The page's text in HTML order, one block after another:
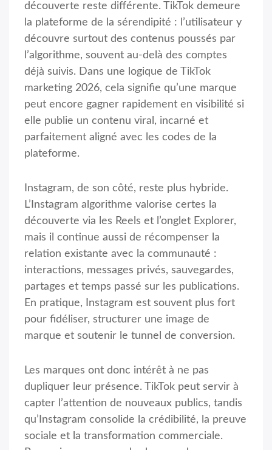
découverte reste différente. TikTok demeure
la plateforme de la sérendipité : l’utilisateur y
découvre surtout des contenus poussés par
l’algorithme, souvent au-delà des comptes
déjà suivis. Dans une logique de TikTok
marketing 2026, cela signifie qu’une marque
peut encore gagner rapidement en visibilité si
elle publie un contenu viral, incarné et
parfaitement aligné avec les codes de la
plateforme.
Instagram, de son côté, reste plus hybride.
L’Instagram algorithme valorise certes la
découverte via les Reels et l’onglet Explorer,
mais il continue aussi de récompenser la
relation existante avec la communauté :
interactions, messages privés, sauvegardes,
partages et temps passé sur les publications.
En pratique, Instagram est souvent plus fort
pour fidéliser, structurer une image de
marque et soutenir le tunnel de conversion.
Les marques ont donc intérêt à ne pas
dupliquer leur présence. TikTok peut servir à
capter l’attention de nouveaux publics, tandis
qu’Instagram consolide la crédibilité, la preuve
sociale et la transformation commerciale.